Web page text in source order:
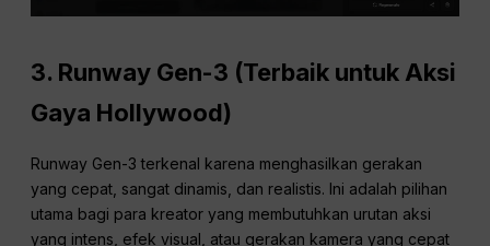
3. Runway Gen-3 (Terbaik untuk Aksi
Gaya Hollywood)
Runway Gen-3 terkenal karena menghasilkan gerakan
yang cepat, sangat dinamis, dan realistis. Ini adalah pilihan
utama bagi para kreator yang membutuhkan urutan aksi
yang intens, efek visual, atau gerakan kamera yang cepat